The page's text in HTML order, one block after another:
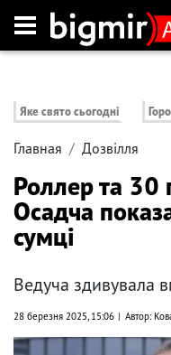
Яке свято сьогодні
Главная Дозвілля
Роллер та 30
Осадча
сумці
Ведуча здивувала
28 березня 2025, 15:06 Автор: